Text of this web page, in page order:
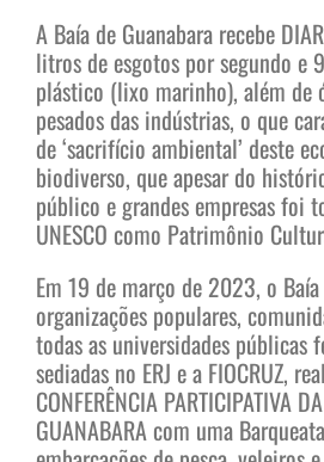
A Baía de Guanabara recebe
litros de esgotos por segundo e
plástico (lixo marinho), além de
pesados das indústrias, o que
de ‘sacrifício ambiental’ deste
biodiverso, que apesar do
público e grandes empresas foi
UNESCO como Patrimônio
Em 19 de março de 2023, o
organizações populares,
todas as universidades públicas
sediadas no ERJ e a FIOCRUZ,
CONFERÊNCIA PARTICIPATIVA
GUANABARA com uma